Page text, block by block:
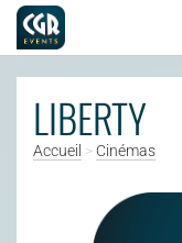
LIBERTY
Accueil > Cinémas